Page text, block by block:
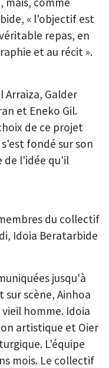
« l'objectif est
repas, en
et au récit ».
Arraiza, Galder
et Eneko Gil.
de ce projet
fondé sur son
de l'idée qu'il
du collectif
Idoia Beratarbide
jusqu'à
scène, Ainhoa
homme. Idoia
artistique et Oier
L'équipe
mois. Le collectif